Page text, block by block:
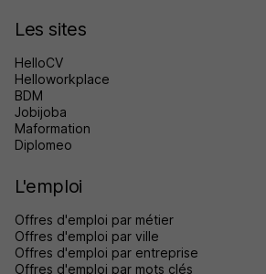
Les sites
HelloCV
Helloworkplace
BDM
Jobijoba
Maformation
Diplomeo
L'emploi
Offres d'emploi par métier
Offres d'emploi par ville
Offres d'emploi par entreprise
Offres d'emploi par mots clés